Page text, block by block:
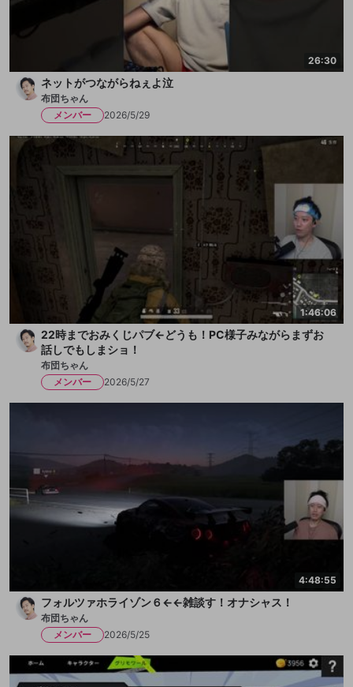
26:30
ネットがつながらねぇよ泣
布団ちゃん
メンバー
2026/5/29
1:46:06
22時までおみくじパブ←どうも！PC様子みながらまずお
話しでもしまショ！
布団ちゃん
メンバー
2026/5/27
4:48:55
フォルツァホライゾン６←←雑談す！オナシャス！
布団ちゃん
メンバー
2026/5/25